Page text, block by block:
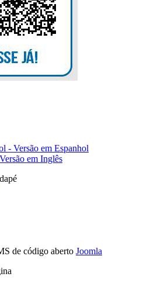
- Versão em Espanhol
em Inglês
de código aberto Joomla